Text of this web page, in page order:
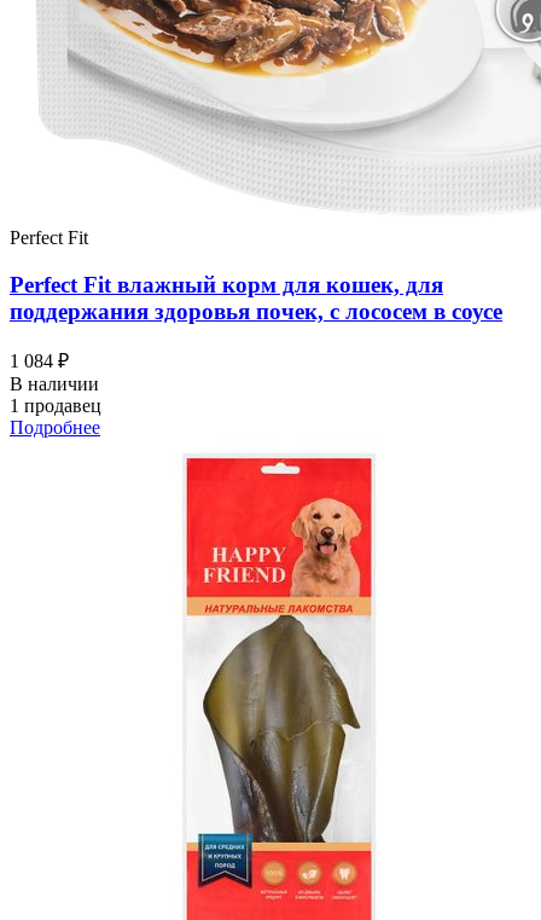
Perfect Fit
Perfect Fit влажный корм для кошек, для
поддержания здоровья почек, с лососем в соусе
1 084 ₽
В наличии
1 продавец
Подробнее